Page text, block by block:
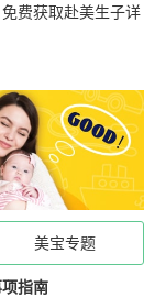
费获取赴美生子详
美宝专题
指南